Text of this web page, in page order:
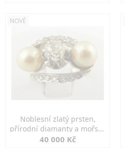
NOVÉ
Noblesní zlatý prsten,
přírodní diamanty a mořské
perly
40 000 Kč